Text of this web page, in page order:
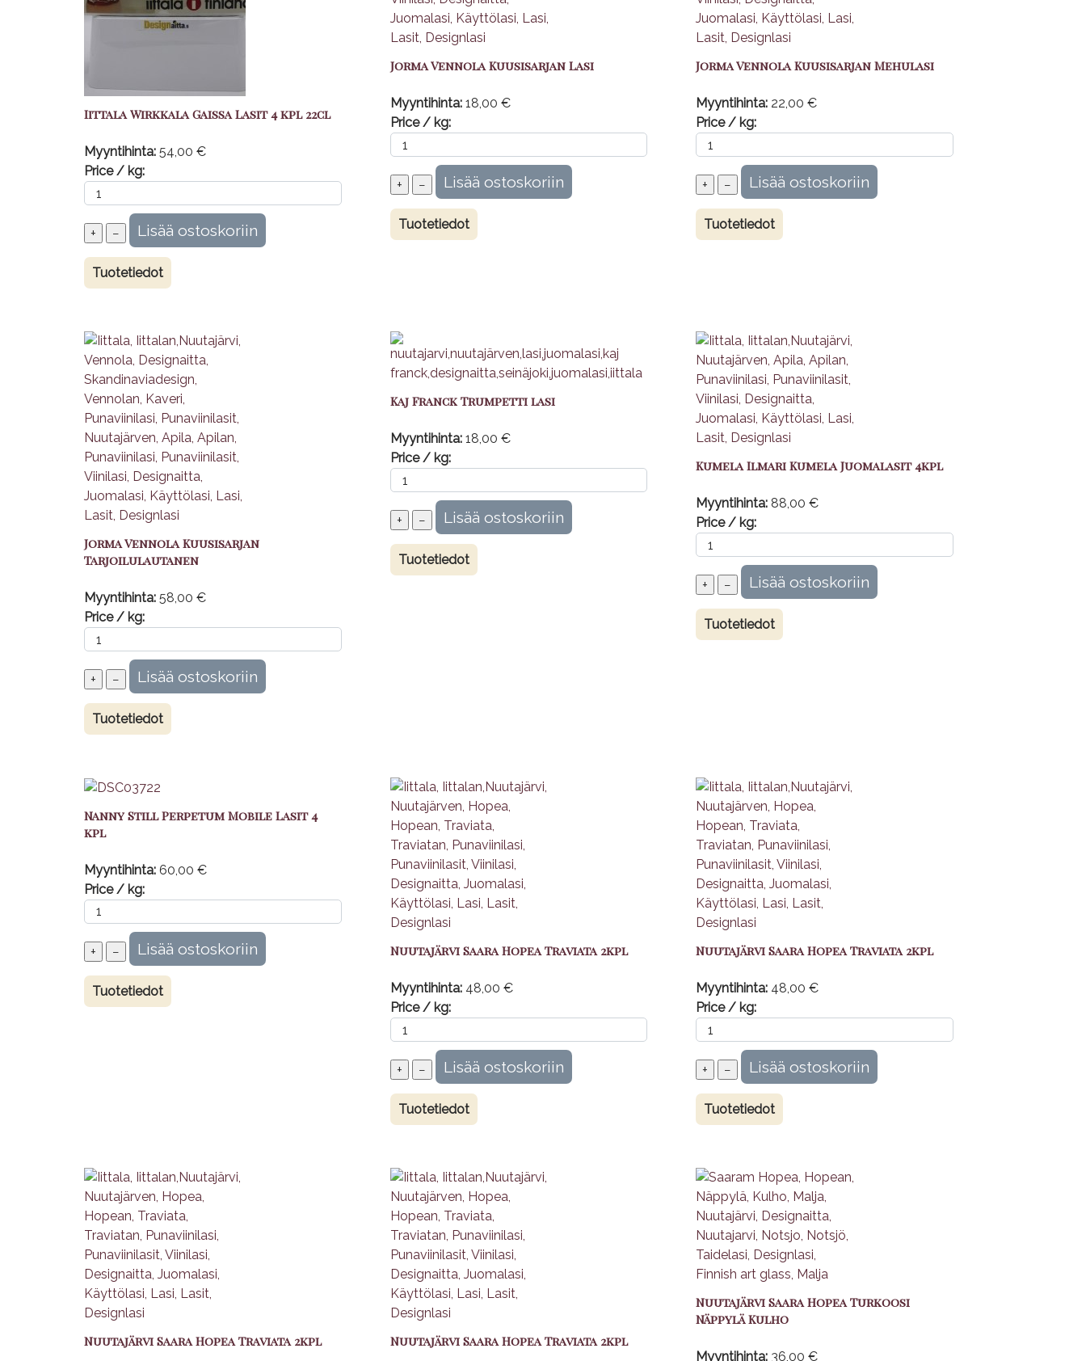
Iittala Wirkkala Gaissa Lasit 4 kpl 22cl
Myyntihinta: 54,00 €
Price / kg:
Tuotetiedot
Jorma Vennola Kuusisarjan Lasi
Myyntihinta: 18,00 €
Price / kg:
Tuotetiedot
Jorma Vennola Kuusisarjan Mehulasi
Myyntihinta: 22,00 €
Price / kg:
Tuotetiedot
Jorma Vennola Kuusisarjan
Tarjoilulautanen
Myyntihinta: 58,00 €
Price / kg:
Tuotetiedot
Kaj Franck Trumpetti lasi
Myyntihinta: 18,00 €
Price / kg:
Tuotetiedot
Kumela Ilmari Kumela Juomalasit 4kpl
Myyntihinta:88,00 €
Price / kg:
Tuotetiedot
Nanny Still Perpetum Mobile Lasit 4
kpl
Myyntihinta: 60,00 €
Price / kg:
Tuotetiedot
Nuutajärvi Saara Hopea Traviata 2kpl
Myyntihinta: 48,00 €
Price / kg:
Tuotetiedot
Nuutajärvi Saara Hopea Traviata 2kpl
Myyntihinta: 48,00 €
Price / kg:
Tuotetiedot
Nuutajärvi Saara Hopea Traviata 2kpl Nuutajärvi Saara Hopea Traviata 2kpl
Nuutajärvi Saara Hopea Turkoosi
Näppylä Kulho
Myyntihinta: 36,00 €